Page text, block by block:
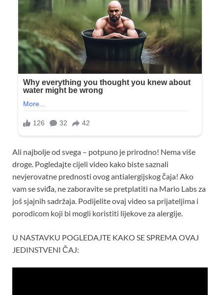
Ali najbolje od svega – potpuno je prirodno! Nema više
droge. Pogledajte cijeli video kako biste saznali
nevjerovatne prednosti ovog antialergijskog čaja! Ako
vam se sviđa, ne zaboravite se pretplatiti na Mario Labs za
još sjajnih sadržaja. Podijelite ovaj video sa prijateljima i
porodicom koji bi mogli koristiti lijekove za alergije.
U NASTAVKU POGLEDAJTE KAKO SE SPREMA OVAJ
JEDINSTVENI ČAJ: